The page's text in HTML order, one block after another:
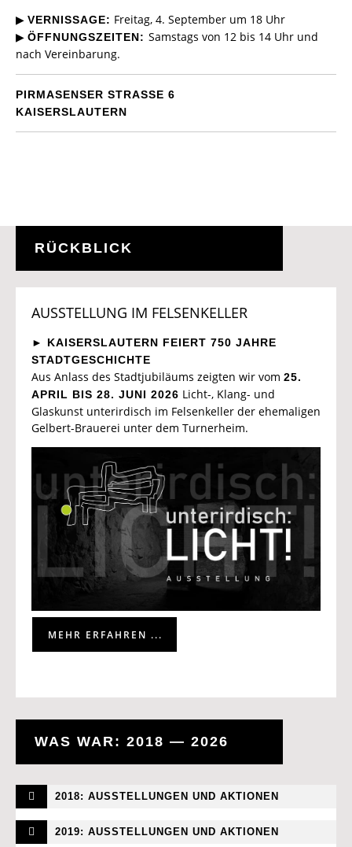
▶ VERNISSAGE: Freitag, 4. September um 18 Uhr
▶ ÖFFNUNGSZEITEN: Samstags von 12 bis 14 Uhr und
nach Vereinbarung.
PIRMASENSER STRASSE 6
KAISERSLAUTERN
RÜCKBLICK
AUSSTELLUNG IM FELSENKELLER
► KAISERSLAUTERN FEIERT 750 JAHRE
STADTGESCHICHTE
Aus Anlass des Stadtjubiläums zeigten wir vom 25.
APRIL BIS 28. JUNI 2026 Licht-, Klang- und
Glaskunst unterirdisch im Felsenkeller der ehemaligen
Gelbert-Brauerei unter dem Turnerheim.
MEHR ERFAHREN ...
WAS WAR: 2018 — 2026
2018: AUSSTELLUNGEN UND AKTIONEN
2019: AUSSTELLUNGEN UND AKTIONEN